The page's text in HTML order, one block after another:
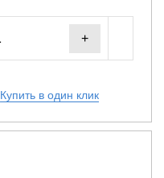
+
Купить в один клик